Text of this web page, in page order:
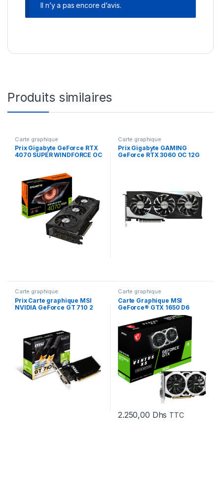
Il n’y a pas encore d’avis.
Produits similaires
Carte graphique
Prix Gigabyte GeForce RTX
4070 SUPER WINDFORCE OC
Carte graphique
Prix Gigabyte GAMING
GeForce RTX 3060 OC 12G
Carte graphique
Prix Carte graphique MSI
NVIDIA GeForce GT 710 2
Carte graphique
Carte Graphique MSI
GeForce® GTX 1650 D6
VENTUS XS OCV3 (912-
V812-004)
2.250,00 Dhs TTC